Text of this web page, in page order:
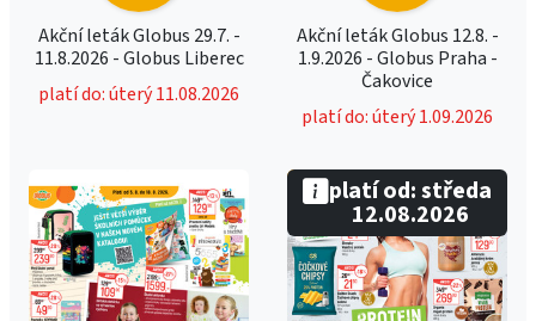
Akční leták Globus 29.7. -
11.8.2026 - Globus Liberec
platí do: úterý 11.08.2026
Akční leták Globus 12.8. -
1.9.2026 - Globus Praha -
Čakovice
platí do: úterý 1.09.2026
platí od: středa
12.08.2026